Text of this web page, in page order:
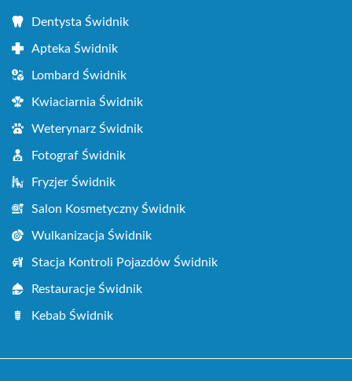
Dentysta Świdnik
Apteka Świdnik
Lombard Świdnik
Kwiaciarnia Świdnik
Weterynarz Świdnik
Fotograf Świdnik
Fryzjer Świdnik
Salon Kosmetyczny Świdnik
Wulkanizacja Świdnik
Stacja Kontroli Pojazdów Świdnik
Restauracje Świdnik
Kebab Świdnik